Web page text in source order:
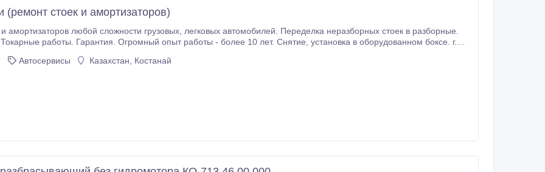
(ремонт стоек и амортизаторов)
любой сложности грузовых, легковых автомобилей. Переделка неразборных стоек в разборные.
работы. Гарантия. Огромный опыт работы - более 10 лет. Снятие, установка в оборудованном боксе. г.
Автосервисы Казахстан, Костанай